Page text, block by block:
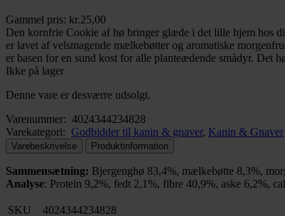
Gammel pris: kr.25,00
Den kornfrie Cookie af hø bringer glæde i det lille hjem hos
er lavet af velsmagende mælkebøtter og aromatiske
er basen for en sund kost for alle planteædende smådyr. Det
Ikke på lager
Denne vare er desværre udsolgt.
Varenummer: 4024344234828
Varekategori: Godbidder til kanin & gnaver, Kanin & Gnaver
Varebeskrivelse Produktinformation
Sammensætning: Bjergenghø 83,4%, mælkebøtte 8,3%,
Analyse: Protein 9,2%, fedt 2,1%, fibre 40,9%, aske 6,2%,
SKU
4024344234828